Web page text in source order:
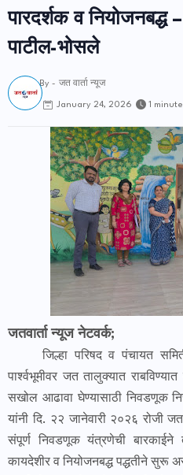
पारदर्शक व नियोजनबद्ध
पाटील-भोसले
By - जत वार्ता न्यूज
January 24, 2026 1
जतवार्ता न्यूज नेटवर्क;
जिल्हा परिषद व पंचायत
पार्श्वभूमीवर जत तालुक्यात
सखोल आढावा घेण्यासाठी निवडणूक
यांनी दि. २२ जानेवारी २०२६ रोजी
संपूर्ण निवडणूक यंत्रणेची बारकाईने
कायदेशीर व नियोजनबद्ध पद्धतीने सुरू